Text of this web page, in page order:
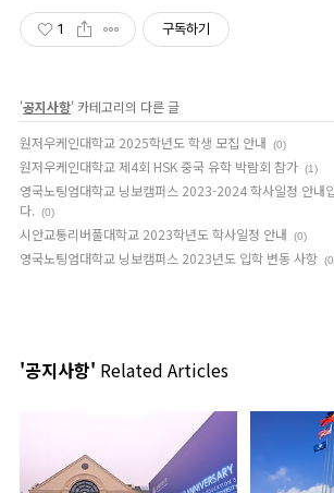
1 구독하기
'공지사항' 카테고리의 다른 글
원저우케인대학교 2025학년도 학생 모집 안내
(0)
원저우케인대학교 제4회 HSK 중국 유학 박람회 참가 (1)
영국노팅엄대학교 닝보캠퍼스 2023-2024 학사일정 안내
다.
(0)
시안교통리버풀대학교 2023학년도 학사일정 안내 (0)
영국노팅엄대학교 닝보캠퍼스 2023년도 입학 변동 사항
'공지사항' Related Articles